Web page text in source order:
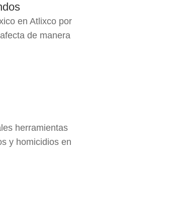
en Atlixco por
de manera
herramientas
y homicidios en